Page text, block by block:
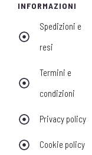
INFORMAZIONI
Spedizioni e
resi
Termini e
condizioni
Privacy policy
Cookie policy